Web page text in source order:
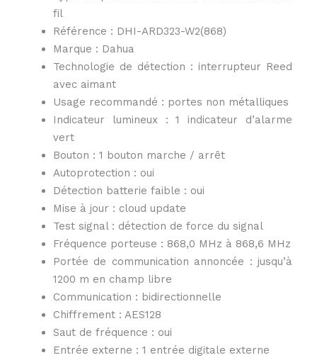
fil
Référence : DHI-ARD323-W2(868)
Marque : Dahua
Technologie de détection : interrupteur Reed
avec aimant
Usage recommandé : portes non métalliques
Indicateur lumineux : 1 indicateur d’alarme
vert
Bouton : 1 bouton marche / arrêt
Autoprotection : oui
Détection batterie faible : oui
Mise à jour : cloud update
Test signal : détection de force du signal
Fréquence porteuse : 868,0 MHz à 868,6 MHz
Portée de communication annoncée : jusqu’à
1200 m en champ libre
Communication : bidirectionnelle
Chiffrement : AES128
Saut de fréquence : oui
Entrée externe : 1 entrée digitale externe